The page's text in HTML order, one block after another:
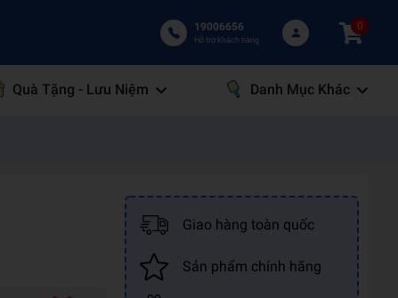
19006656
Hỗ trợ khách hàng
0
Quà Tặng - Lưu Niệm Danh Mục Khác
Giao hàng toàn quốc
Sản phẩm chính hãng